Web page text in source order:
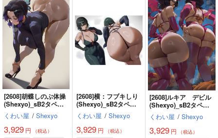
[2608]胡蝶しのぶ体操
(Shexyo)_sB2タペス
トリー
くわい屋 / Shexyo
3,929 円 （税込）
[2608]横：フブキしり
(Shexyo)_sB2タペス
トリー
くわい屋 / Shexyo
3,929 円 （税込）
[2608]ルキア デビル
(Shexyo)_sB2タペス
トリー
くわい屋 / Shexyo
3,929円 （税込）